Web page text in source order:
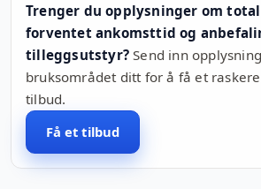
Trenger du opplysninger om
forventet ankomsttid og
tilleggsutstyr? Send inn
bruksområdet ditt for å få et
tilbud.
Få et tilbud